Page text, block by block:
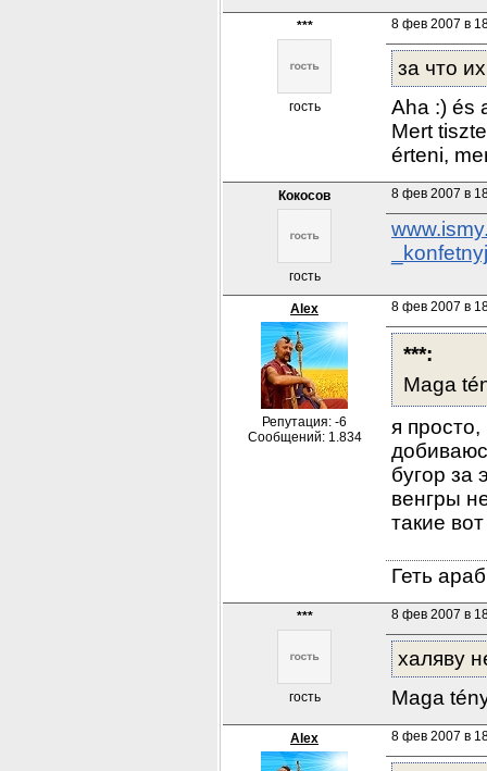
***
гость
8 фев 2007 в
за что
Aha :) és
Mert
érteni,
Кокосов
гость
8 фев 2007 в
Alex
Репутация: -6
Сообщений: 1.834
8 фев 2007 в
***:
Maga
я
бугор за
венгры
такие
Геть
***
гость
8 фев 2007 в
халяву
Maga
Alex 8 фев 2007 в